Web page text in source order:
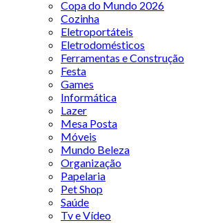
Copa do Mundo 2026
Cozinha
Eletroportáteis
Eletrodomésticos
Ferramentas e Construção
Festa
Games
Informática
Lazer
Mesa Posta
Móveis
Mundo Beleza
Organização
Papelaria
Pet Shop
Saúde
Tv e Vídeo